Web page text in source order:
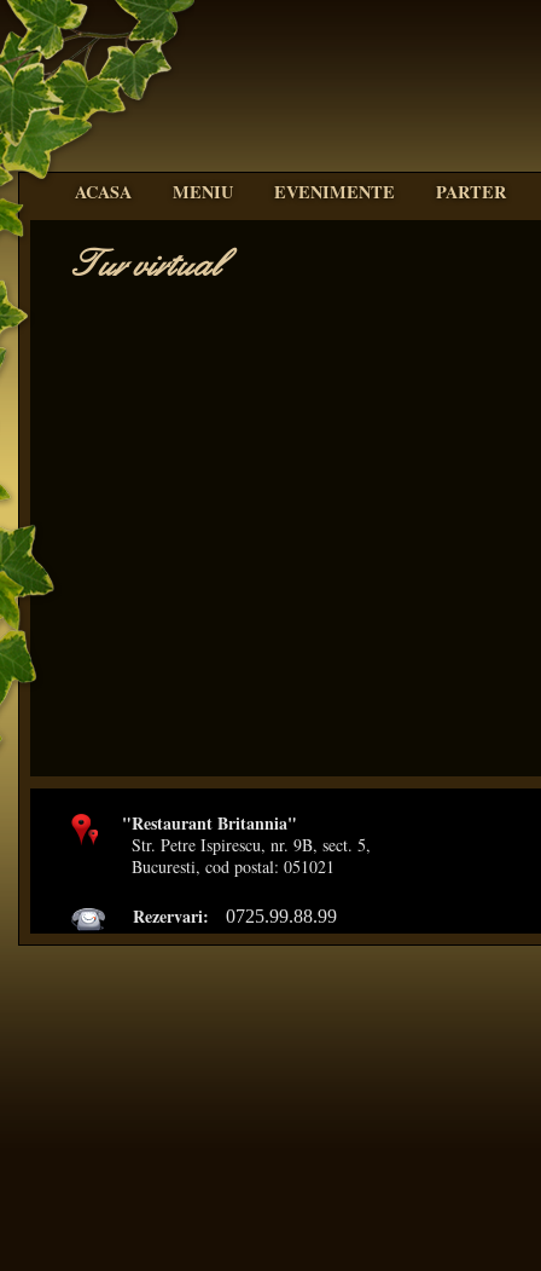
ACASA MENIU EVENIMENTE PARTER
Tur virtual
"Restaurant Britannia"
Str. Petre Ispirescu, nr. 9B, sect. 5,
Bucuresti, cod postal: 051021
Rezervari: 0725.99.88.99